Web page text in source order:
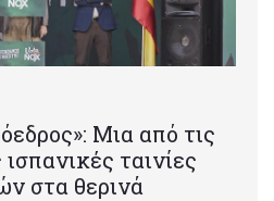
Mια από τις
ταινίες
στα θερινά